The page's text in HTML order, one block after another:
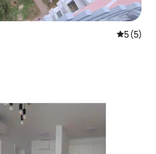
5 (5)